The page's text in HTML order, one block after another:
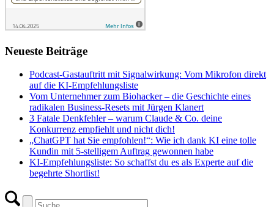
Neueste Beiträge
Podcast-Gastauftritt mit Signalwirkung: Vom Mikrofon direkt
auf die KI-Empfehlungsliste
Vom Unternehmer zum Biohacker – die Geschichte eines
radikalen Business-Resets mit Jürgen Klanert
3 Fatale Denkfehler – warum Claude & Co. deine
Konkurrenz empfiehlt und nicht dich!
„ChatGPT hat Sie empfohlen!“: Wie ich dank KI eine tolle
Kundin mit 5-stelligem Auftrag gewonnen habe
KI-Empfehlungsliste: So schaffst du es als Experte auf die
begehrte Shortlist!